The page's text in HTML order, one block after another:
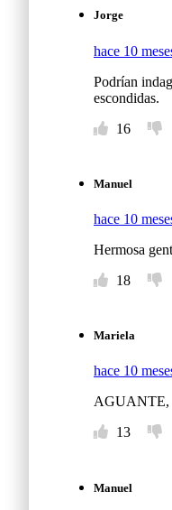
Jorge
hace 10
Podrían
escondidas.
16
Manuel
hace 10
Hermosa
18
Mariela
hace 10
13
Manuel